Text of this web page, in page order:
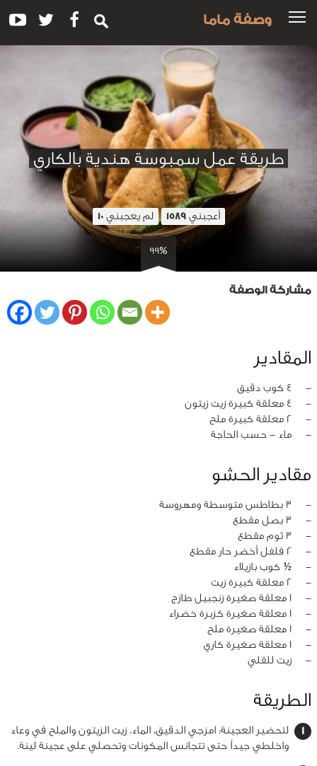
وصفة ماما
طريقة عمل سمبوسة هندية بالكاري
أعجبني1589 لم يعجبني10
99%
مشاركة الوصفة
المقادير
‏-
4 كوب دقيق
‏-
4 معلقة كبيرة زيت زيتون
‏-
2 معلقة كبيرة ملح
‏-
ماء - حسب الحاجة
مقادير الحشو
‏-
3 بطاطس متوسطة ومهروسة
‏-
3 بصل مقطع
‏-
3 ثوم مقطع
‏-
2 فلفل أخضر حار مقطع
‏-
½ كوب بازيلاء
‏-
2 معلقة كبيرة زيت
‏-
1 معلقة صغيرة زنجبيل طازج
‏-
1 معلقة صغيرة كزبرة خضراء
‏-
1 معلقة صغيرة ملح
‏-
1 معلقة صغيرة كاري
‏-
زيت للقلي
الطريقة
لتحضير العجينة: امزجي الدقيق، الماء، زيت الزيتون والملح في وعاء
واخلطي جيداً حتى تتجانس المكونات وتحصلي على عجينة لينة.